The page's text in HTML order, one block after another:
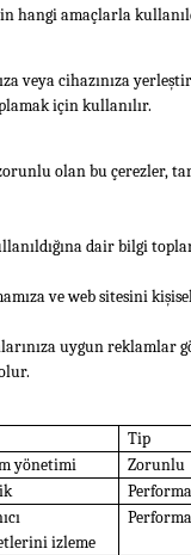
hangi amaçlarla
veya cihazınıza
için kullanılır.
olan bu
dair bilgi
ve web sitesini
uygun
Tip
yönetimi Zorunlu
izleme